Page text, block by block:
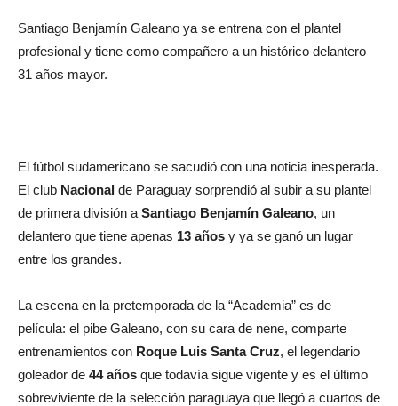
Santiago Benjamín Galeano ya se entrena con el plantel
profesional y tiene como compañero a un histórico delantero
31 años mayor.
El fútbol sudamericano se sacudió con una noticia inesperada.
El club Nacional de Paraguay sorprendió al subir a su plantel
de primera división a Santiago Benjamín Galeano, un
delantero que tiene apenas 13 años y ya se ganó un lugar
entre los grandes.
La escena en la pretemporada de la “Academia” es de
película: el pibe Galeano, con su cara de nene, comparte
entrenamientos con Roque Luis Santa Cruz, el legendario
goleador de 44 años que todavía sigue vigente y es el último
sobreviviente de la selección paraguaya que llegó a cuartos de